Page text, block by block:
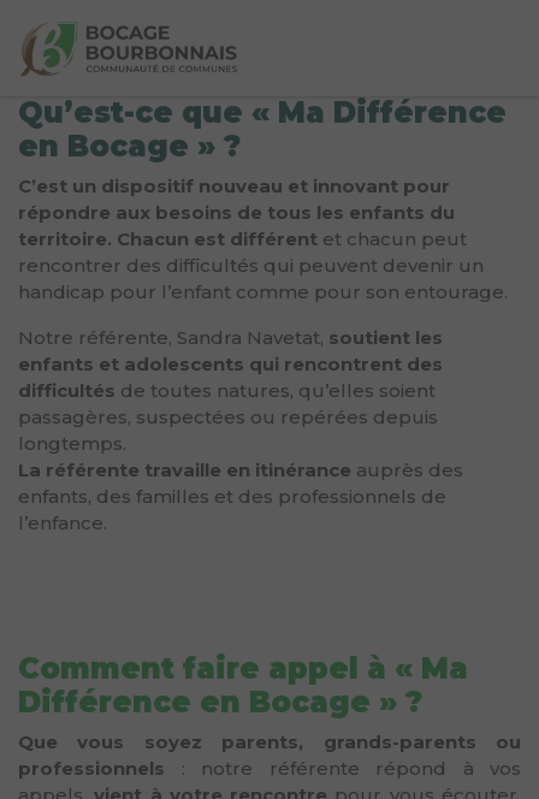
Qu’est-ce que « Ma Différence
en Bocage » ?
C’est un dispositif nouveau et innovant pour
répondre aux besoins de tous les enfants du
territoire. Chacun est différent et chacun peut
rencontrer des difficultés qui peuvent devenir un
handicap pour l’enfant comme pour son entourage.
Notre référente, Sandra Navetat, soutient les
enfants et adolescents qui rencontrent des
difficultés de toutes natures, qu’elles soient
passagères, suspectées ou repérées depuis
longtemps.
La référente travaille en itinérance auprès des
enfants, des familles et des professionnels de
l’enfance.
Comment faire appel à « Ma
Différence en Bocage » ?
Que vous soyez parents, grands-parents ou
professionnels : notre référente répond à vos